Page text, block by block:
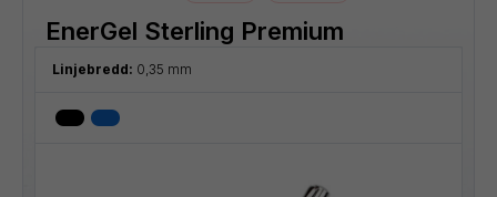
EnerGel Sterling Premium
Linjebredd: 0,35 mm